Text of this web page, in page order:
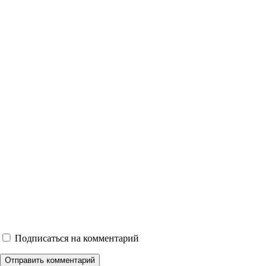
Подписаться на комментарий
Отправить комментарий